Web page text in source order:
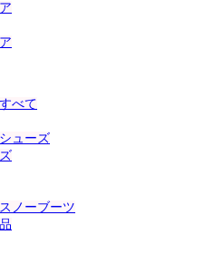
べて
ューズ
ノーブーツ